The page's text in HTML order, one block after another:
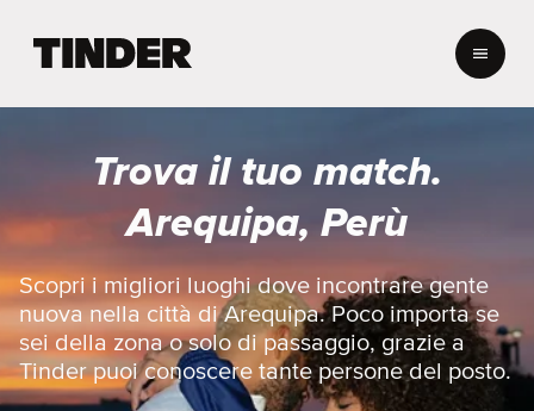
i
i
n
d
e
r
Trova il tuo match.
Arequipa, Perù
Scopri i migliori luoghi dove incontrare gente
nuova nella città di Arequipa. Poco importa se
sei della zona o solo di passaggio, grazie a
Tinder puoi conoscere tante persone del posto.